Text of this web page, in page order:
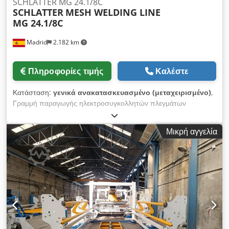
Madrid 2.182 km
SCHLATTER MESH WELDING LINE
MG 24.1/8C
Πληροφορίες τιμής Καλέστε
Κατάσταση: γενικά ανακατασκευασμένο (μεταχειρισμένο),
Γραμμή παραγωγής ηλεκτροσυγκολλητών πλεγμάτων
SCHLATTER MG24 Πλήρως ανακαινισμένη ΕΡΓΑΣΙΑΚΟ ΕΥΡΟΣ
Πλάτος πάνελ: max 2500 mm Μήκος εγκάρσιων συρμάτων:
min 900 mm Μήκος εγκάρσιων συρμάτων με διανομέα QF5:
min 300 - 1600 mm Απόσταση μεταξύ άκρων διαξονικών
συρμάτων: max 2400 mm Μήκος πλέγματος (μήκος
διαξονικών συρμάτων): max 2500 - 6000 mm Απόσταση
μεταξύ διαξονικών συρμάτων: min 100 mm Απόσταση μεταξύ
εγκάρσιων συρμάτων: 25-250 mm Ρυθμιζόμενο μέσω
συσκευής κοπής (0-1) Διάμετρος διαξονικών συρμάτων: 4,0 -
12,0 mm Διάμετρος εγκάρσιων συρμάτων: 4,0 - 12,0 mm
Αριθμός διαξονικών συρμάτων: max 24 ΣΥΓΚΟΛΛΗΤΙΚΗ
Μικρή αγγελία